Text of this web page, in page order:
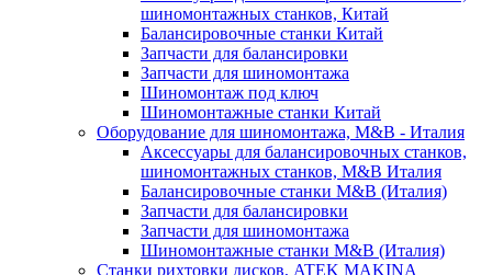
шиномонтажных станков, Китай
Балансировочные станки Китай
Запчасти для балансировки
Запчасти для шиномонтажа
Шиномонтаж под ключ
Шиномонтажные станки Китай
Оборудование для шиномонтажа, M&B - Италия
Аксессуары для балансировочных станков,
шиномонтажных станков, M&B Италия
Балансировочные станки M&B (Италия)
Запчасти для балансировки
Запчасти для шиномонтажа
Шиномонтажные станки M&B (Италия)
Станки рихтовки дисков, ATEK MAKINA